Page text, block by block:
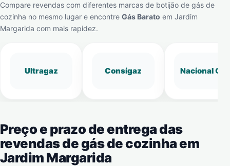
Compare revendas com diferentes marcas de botijão de gás de
cozinha no mesmo lugar e encontre Gás Barato em Jardim
Margarida com mais rapidez.
Ultragaz Consigaz Nacional Gás
Preço e prazo de entrega das
revendas de gás de cozinha em
Jardim Margarida